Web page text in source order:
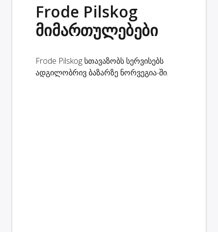
Frode Pilskog
მიმართულებები
Frode Pilskog სთავაზობს სერვისებს
ადგილობრივ ბაზარზე ნორვეგია-ში.